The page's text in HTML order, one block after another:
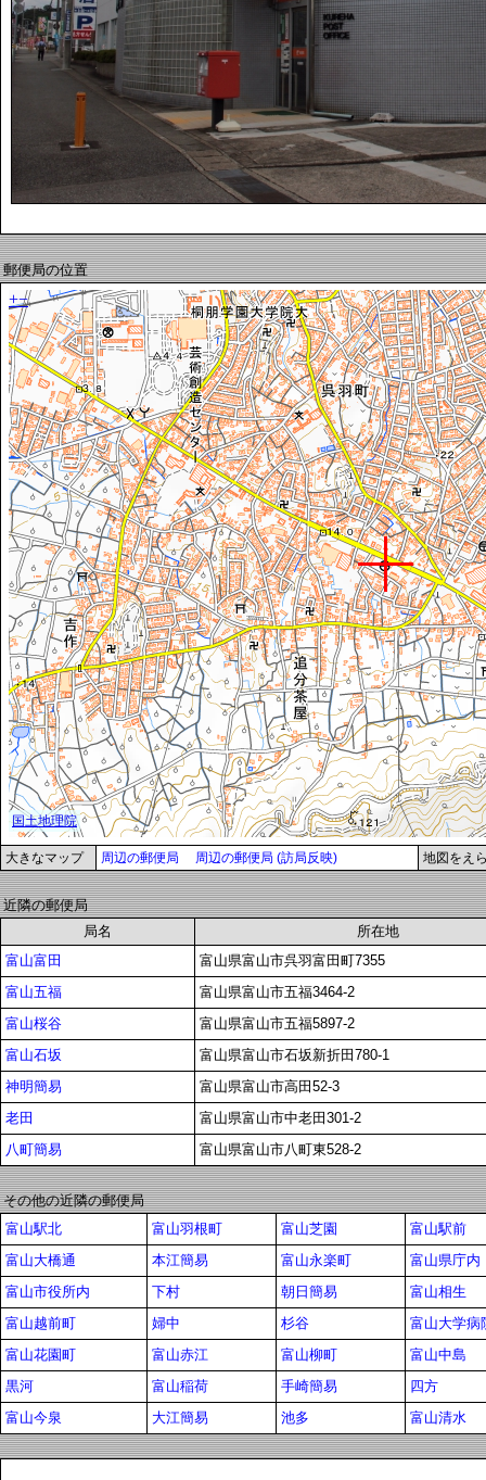
郵便局の位置
大きなマップ 周辺の郵便局 周辺の郵便局 (訪局反映) 地図をえ
近隣の郵便局
局名
所在地
富山富田
富山県富山市呉羽富田町7355
富山五福
富山県富山市五福3464-2
富山桜谷
富山県富山市五福5897-2
富山石坂
富山県富山市石坂新折田780-1
神明簡易
富山県富山市高田52-3
老田
富山県富山市中老田301-2
八町簡易
富山県富山市八町東528-2
その他の近隣の郵便局
富山駅北
富山羽根町 富山芝園
富山駅前
富山大橋通
本江簡易 富山永楽町
富山県庁内
富山市役所内
下村 朝日簡易
富山相生
富山越前町
婦中 杉谷
富山大学病
富山花園町
富山赤江 富山柳町
富山中島
黒河
富山稲荷 手崎簡易
四方
富山今泉
大江簡易 池多 富山清水